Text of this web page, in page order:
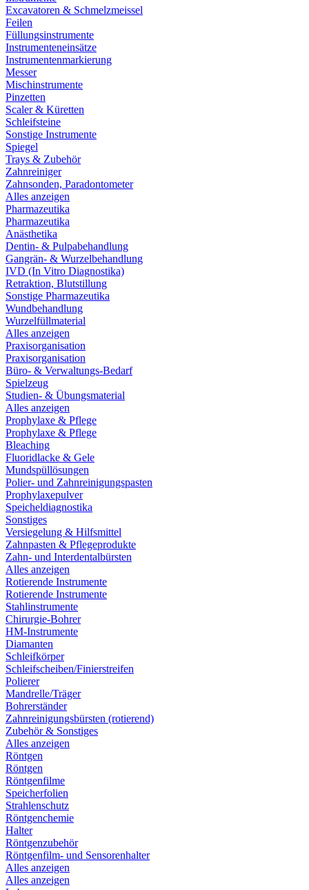
Excavatoren & Schmelzmeissel
Feilen
Füllungsinstrumente
Instrumenteneinsätze
Instrumentenmarkierung
Messer
Mischinstrumente
Pinzetten
Scaler & Küretten
Schleifsteine
Sonstige Instrumente
Spiegel
Trays & Zubehör
Zahnreiniger
Zahnsonden, Paradontometer
Alles anzeigen
Pharmazeutika
Pharmazeutika
Anästhetika
Dentin- & Pulpabehandlung
Gangrän- & Wurzelbehandlung
IVD (In Vitro Diagnostika)
Retraktion, Blutstillung
Sonstige Pharmazeutika
Wundbehandlung
Wurzelfüllmaterial
Alles anzeigen
Praxisorganisation
Praxisorganisation
Büro- & Verwaltungs-Bedarf
Spielzeug
Studien- & Übungsmaterial
Alles anzeigen
Prophylaxe & Pflege
Prophylaxe & Pflege
Bleaching
Fluoridlacke & Gele
Mundspüllösungen
Polier- und Zahnreinigungspasten
Prophylaxepulver
Speicheldiagnostika
Sonstiges
Versiegelung & Hilfsmittel
Zahnpasten & Pflegeprodukte
Zahn- und Interdentalbürsten
Alles anzeigen
Rotierende Instrumente
Rotierende Instrumente
Stahlinstrumente
Chirurgie-Bohrer
HM-Instrumente
Diamanten
Schleifkörper
Schleifscheiben/Finierstreifen
Polierer
Mandrelle/Träger
Bohrerständer
Zahnreinigungsbürsten (rotierend)
Zubehör & Sonstiges
Alles anzeigen
Röntgen
Röntgen
Röntgenfilme
Speicherfolien
Strahlenschutz
Röntgenchemie
Halter
Röntgenzubehör
Röntgenfilm- und Sensorenhalter
Alles anzeigen
Alles anzeigen